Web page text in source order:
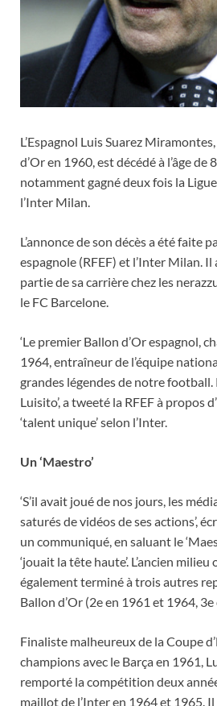
L’Espagnol Luis Suarez
d’Or en 1960, est décédé à l’âge de
notamment gagné deux fois la
l’Inter Milan.
L’annonce de son décès a été faite
espagnole (RFEF) et l’Inter Milan.
partie de sa carrière chez les
le FC Barcelone.
‘Le premier Ballon d’Or espagnol,
1964, entraîneur de l’équipe
grandes légendes de notre football.
Luisito’, a tweeté la RFEF à propos
‘talent unique’ selon l’Inter.
Un ‘Maestro’
‘S’il avait joué de nos jours, les
saturés de vidéos de ses actions’,
un communiqué, en saluant le
‘jouait la tête haute’. L’ancien
également terminé à trois autres
Ballon d’Or (2e en 1961 et 1964,
Finaliste malheureux de la Coupe
champions avec le Barça en 1961,
remporté la compétition deux
maillot de l’Inter en 1964 et 1965. Il